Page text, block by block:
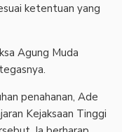
ketentuan yang
Agung Muda
penahanan, Ade
Kejaksaan Tinggi